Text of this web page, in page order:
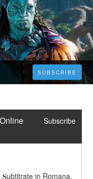
SUBSCRIBE
Subscribe
in Romana,